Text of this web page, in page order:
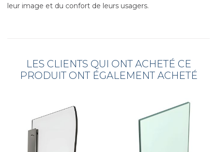
leur image et du confort de leurs usagers.
LES CLIENTS QUI ONT ACHETÉ CE
PRODUIT ONT ÉGALEMENT ACHETÉ